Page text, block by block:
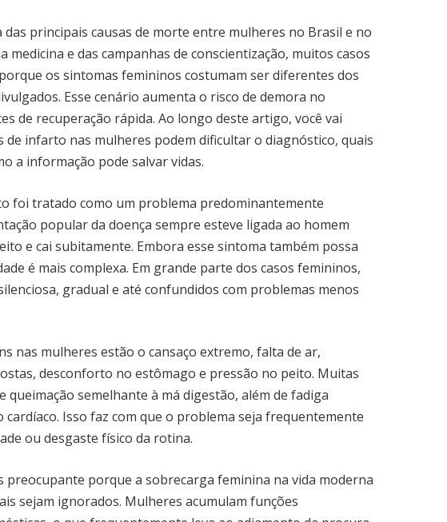
principais causas de morte entre mulheres no Brasil e no
medicina e das campanhas de conscientização, muitos casos
os sintomas femininos costumam ser diferentes dos
Esse cenário aumenta o risco de demora no
de recuperação rápida. Ao longo deste artigo, você vai
infarto nas mulheres podem dificultar o diagnóstico, quais
a informação pode salvar vidas.
foi tratado como um problema predominantemente
popular da doença sempre esteve ligada ao homem
e cai subitamente. Embora esse sintoma também possa
é mais complexa. Em grande parte dos casos femininos,
gradual e até confundidos com problemas menos
nas mulheres estão o cansaço extremo, falta de ar,
desconforto no estômago e pressão no peito. Muitas
queimação semelhante à má digestão, além de fadiga
Isso faz com que o problema seja frequentemente
ou desgaste físico da rotina.
preocupante porque a sobrecarga feminina na vida moderna
sejam ignorados. Mulheres acumulam funções